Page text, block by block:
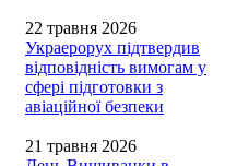
22 травня 2026
Украерорух підтвердив
відповідність вимогам у
сфері підготовки з
авіаційної безпеки
21 травня 2026